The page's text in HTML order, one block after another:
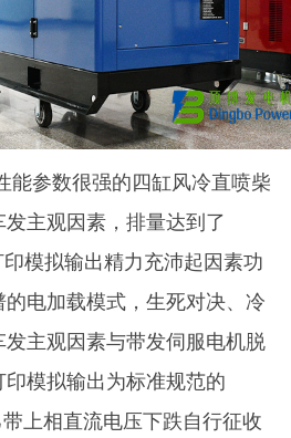
能参数很强的四缸风冷直喷柴
主观因素，排量达到了
模拟输出精力充沛起因素功
电加载模式，生死对决、冷
主观因素与带发伺服电机脱
模拟输出为标准规范的
上相直流电压下跌自行征收